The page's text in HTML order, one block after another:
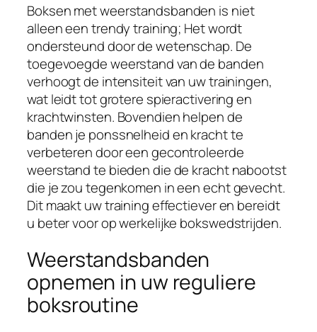
Boksen met weerstandsbanden is niet
alleen een trendy training; Het wordt
ondersteund door de wetenschap. De
toegevoegde weerstand van de banden
verhoogt de intensiteit van uw trainingen,
wat leidt tot grotere spieractivering en
krachtwinsten. Bovendien helpen de
banden je ponssnelheid en kracht te
verbeteren door een gecontroleerde
weerstand te bieden die de kracht nabootst
die je zou tegenkomen in een echt gevecht.
Dit maakt uw training effectiever en bereidt
u beter voor op werkelijke bokswedstrijden.
Weerstandsbanden
opnemen in uw reguliere
boksroutine